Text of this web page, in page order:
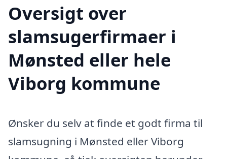
Oversigt over
slamsugerfirmaer i
Mønsted eller hele
Viborg kommune
Ønsker du selv at finde et godt firma til
slamsugning i Mønsted eller Viborg